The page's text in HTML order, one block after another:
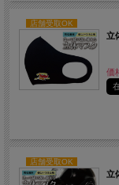
店舗受取OK
立
価
店舗受取OK
立